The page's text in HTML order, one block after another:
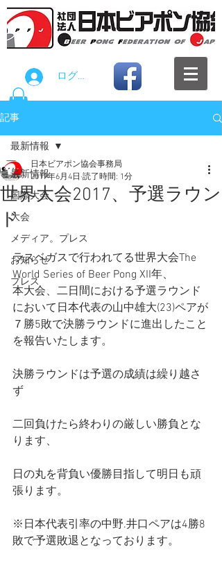
ログイン
記事
最新情報
国際大会
大会
メディア。プレス
お知らせ
プレス
最新情報
世界大会2017、予選ラウン
ド
日本ビアポン協会事務局
2017年6月4日 読了時間: 1分
ラスベガスで行われてる世界大会The
World Series of Beer Pong XII年、
本大会、二日間における予選ラウンド
において日本代表の山中雄大(23)ペアが
７勝5敗で決勝ラウンドに進出したこと
を報告いたします。
決勝ラウンドは予選の成績は繰り越さ
ず
二回負けたら終わりの厳しい勝負とな
ります、
日の丸を背負い優勝目指して明日も頑
張ります。
※日本代表引率の中野.井口ペアは4勝8
敗で予選敗退となっております。